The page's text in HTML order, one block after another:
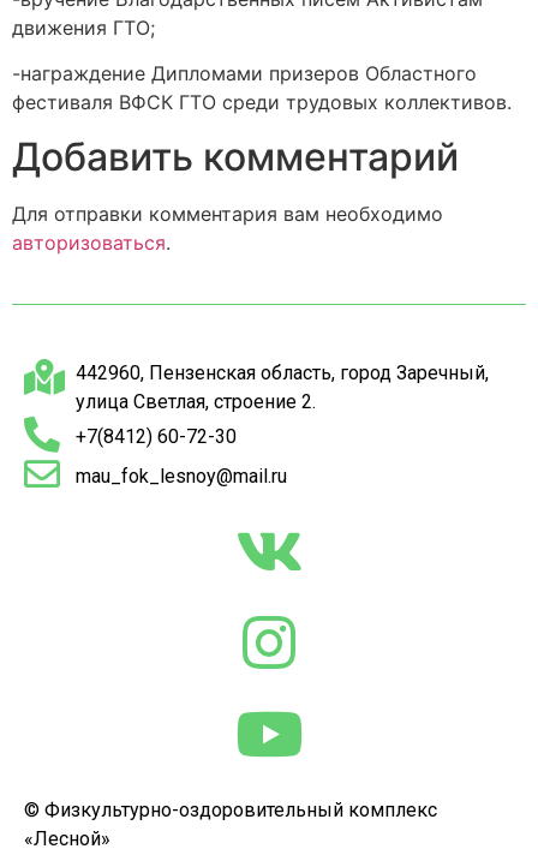
движения ГТО;
-награждение Дипломами призеров Областного
фестиваля ВФСК ГТО среди трудовых коллективов.
Добавить комментарий
Для отправки комментария вам необходимо
авторизоваться.
442960, Пензенская область, город Заречный,
улица Светлая, строение 2.
+7(8412) 60-72-30
mau_fok_lesnoy@mail.ru
© Физкультурно-оздоровительный комплекс
«Лесной»